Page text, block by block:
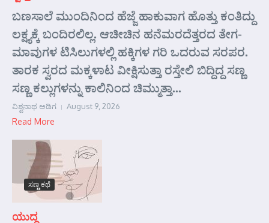
ಬಣಸಾಲೆ ಮುಂದಿನಿಂದ ಹೆಜ್ಜೆ ಹಾಕುವಾಗ ಹೊತ್ತು ಕಂತಿದ್ದು
ಲಕ್ಷ್ಯಕ್ಕೆ ಬಂದಿರಲಿಲ್ಲ. ಆಚೀಚಿನ ಹನೆಮರದೆತ್ತರದ ತೇಗ-
ಮಾವುಗಳ ಟಿಸಿಲುಗಳಲ್ಲಿ ಹಕ್ಕಿಗಳ ಗರಿ ಒದರುವ ಸರಪರ.
ತಾರಕ ಸ್ವರದ ಮಕ್ಕಳಾಟ ವೀಕ್ಷಿಸುತ್ತಾ ರಸ್ತೇಲಿ ಬಿದ್ದಿದ್ದ ಸಣ್ಣ
ಸಣ್ಣ ಕಲ್ಲುಗಳನ್ನು ಕಾಲಿನಿಂದ ಚಿಮ್ಮುತ್ತಾ...
ವಿಶ್ವನಾಥ ಅಡಿಗ August 9, 2026
Read More
ಸಣ್ಣ ಕಥೆ
ಯುದ್ಧ